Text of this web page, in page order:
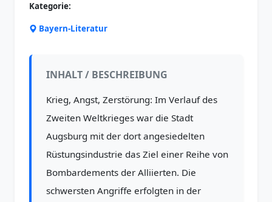
Kategorie:
Bayern-Literatur
INHALT / BESCHREIBUNG
Krieg, Angst, Zerstörung: Im Verlauf des
Zweiten Weltkrieges war die Stadt
Augsburg mit der dort angesiedelten
Rüstungsindustrie das Ziel einer Reihe von
Bombardements der Alliierten. Die
schwersten Angriffe erfolgten in der